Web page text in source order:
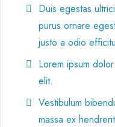
Duis egestas
purus ornare
justo a odio
Lorem ipsum
elit.
Vestibulum
massa ex